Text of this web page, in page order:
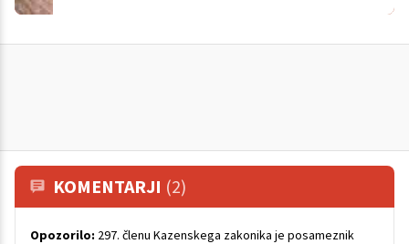
KOMENTARJI (2)
Opozorilo: 297. členu Kazenskega zakonika je posameznik